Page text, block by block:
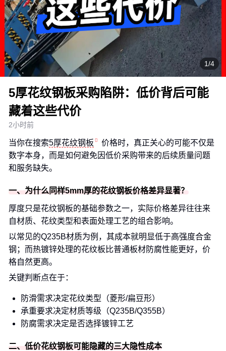
1/4
5厚花纹钢板采购陷阱：低价背后可能
藏着这些代价
2小时前
当你在搜索5厚花纹钢板
价格时，真正关心的可能不仅是
数字本身，而是如何避免因低价采购带来的后续质量问题
和服务缺失。
一、为什么同样5mm厚的花纹钢板价格差异显著？
厚度只是花纹钢板的基础参数之一，实际价格差异往往来
自材质、花纹类型和表面处理工艺的组合影响。
以常见的Q235B材质为例，其成本就明显低于高强度合金
钢；而热镀锌处理的花纹板比普通板材防腐性能更好，价
格自然更高。
关键判断点在于：
防滑需求决定花纹类型（菱形/扁豆形）
承重要求决定材质等级（Q235B/Q355B）
防腐需求决定是否选择镀锌工艺
二、低价花纹钢板可能隐藏的三大隐性成本